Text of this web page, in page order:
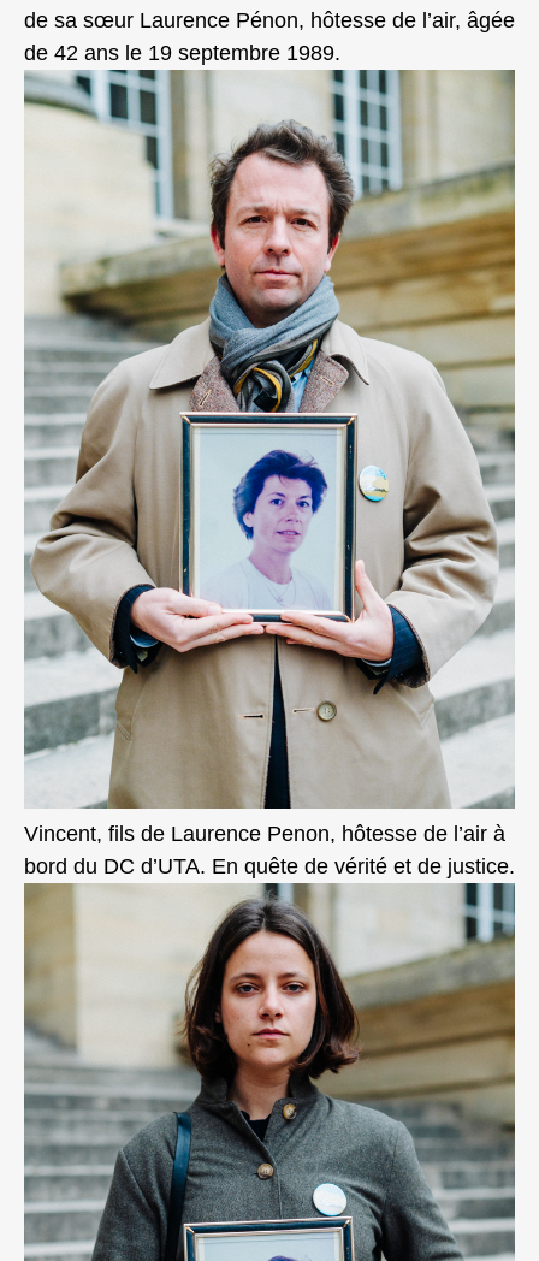
de sa sœur Laurence Pénon, hôtesse de l’air, âgée
de 42 ans le 19 septembre 1989.
Vincent, fils de Laurence Penon, hôtesse de l’air à
bord du DC d’UTA. En quête de vérité et de justice.